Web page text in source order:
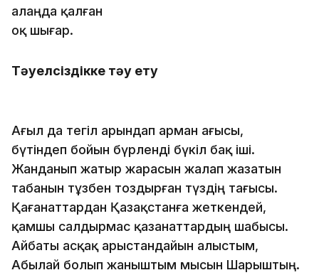
алаңда қалған
оқ шығар.
Тәуелсіздікке тәу ету
Ағыл да тегіл арындап арман ағысы,
бүтіндеп бойын бүрленді бүкіл бақ іші.
Жанданып жатыр жарасын жалап жазатын
табанын тұзбен тоздырған түздің тағысы.
Қағанаттардан Қазақстанға жеткендей,
қамшы салдырмас қазанаттардың шабысы.
Айбаты асқақ арыстандайын алыстым,
Абылай болып жаныштым мысын Шарыштың.